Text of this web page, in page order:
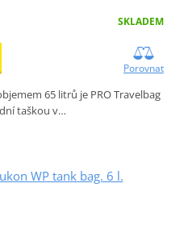
SKLADEM
Porovnat
65 litrů je PRO Travelbag
taškou v…
WP tank bag. 6 l.